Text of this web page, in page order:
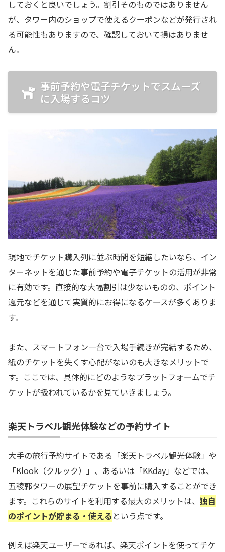
しておくと良いでしょう。割引そのものではありません
が、タワー内のショップで使えるクーポンなどが発行され
る可能性もありますので、確認しておいて損はありませ
ん。
事前予約や電子チケットでスムーズ
に入場するコツ
現地でチケット購入列に並ぶ時間を短縮したいなら、イン
ターネットを通じた事前予約や電子チケットの活用が非常
に有効です。直接的な大幅割引は少ないものの、ポイント
還元などを通じて実質的にお得になるケースが多くありま
す。
また、スマートフォン一台で入場手続きが完結するため、
紙のチケットを失くす心配がないのも大きなメリットで
す。ここでは、具体的にどのようなプラットフォームでチ
ケットが扱われているかを見ていきましょう。
楽天トラベル観光体験などの予約サイト
大手の旅行予約サイトである「楽天トラベル観光体験」や
「Klook（クルック）」、あるいは「KKday」などでは、
五稜郭タワーの展望チケットを事前に購入することができ
ます。これらのサイトを利用する最大のメリットは、 独自
のポイントが貯まる・使える という点です。
例えば楽天ユーザーであれば、楽天ポイントを使ってチケ